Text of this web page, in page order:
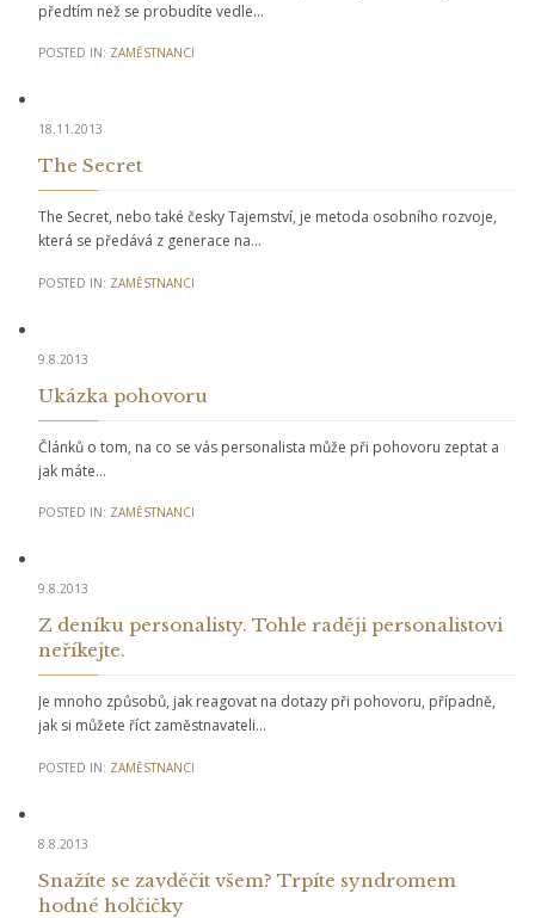
předtím než se probudíte vedle…
POSTED IN: ZAMĚSTNANCI
18.11.2013
The Secret
The Secret, nebo také česky Tajemství, je metoda osobního rozvoje,
která se předává z generace na…
POSTED IN: ZAMĚSTNANCI
9.8.2013
Ukázka pohovoru
Článků o tom, na co se vás personalista může při pohovoru zeptat a
jak máte…
POSTED IN: ZAMĚSTNANCI
9.8.2013
Z deníku personalisty. Tohle raději personalistovi
neříkejte.
Je mnoho způsobů, jak reagovat na dotazy při pohovoru, případně,
jak si můžete říct zaměstnavateli…
POSTED IN: ZAMĚSTNANCI
8.8.2013
Snažíte se zavděčit všem? Trpíte syndromem
hodné holčičky